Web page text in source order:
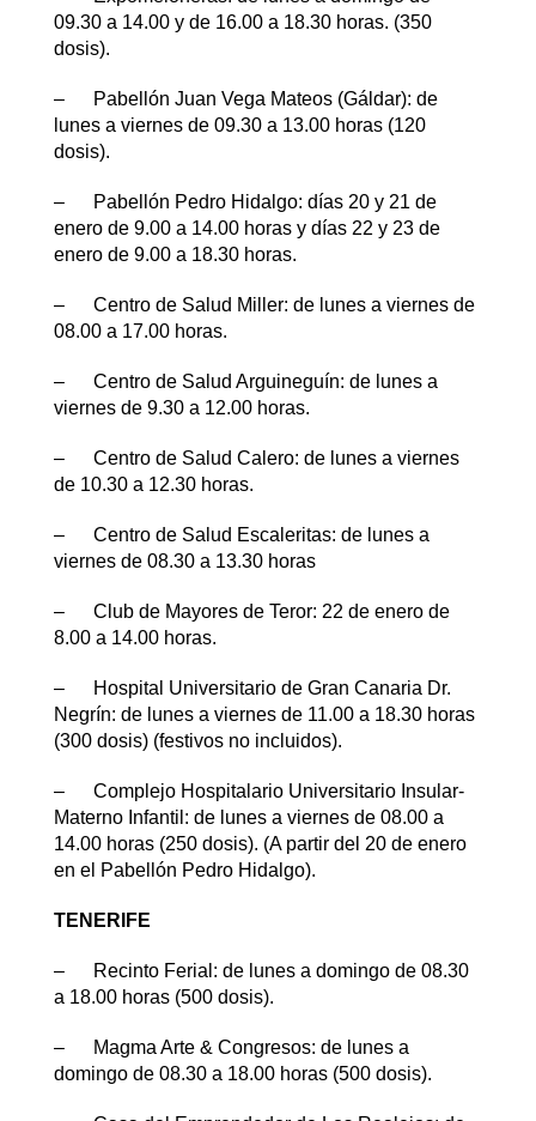
09.30 a 14.00 y de 16.00 a 18.30 horas. (350
dosis).
– Pabellón Juan Vega Mateos (Gáldar): de
lunes a viernes de 09.30 a 13.00 horas (120
dosis).
– Pabellón Pedro Hidalgo: días 20 y 21 de
enero de 9.00 a 14.00 horas y días 22 y 23 de
enero de 9.00 a 18.30 horas.
– Centro de Salud Miller: de lunes a viernes de
08.00 a 17.00 horas.
– Centro de Salud Arguineguín: de lunes a
viernes de 9.30 a 12.00 horas.
– Centro de Salud Calero: de lunes a viernes
de 10.30 a 12.30 horas.
– Centro de Salud Escaleritas: de lunes a
viernes de 08.30 a 13.30 horas
– Club de Mayores de Teror: 22 de enero de
8.00 a 14.00 horas.
– Hospital Universitario de Gran Canaria Dr.
Negrín: de lunes a viernes de 11.00 a 18.30 horas
(300 dosis) (festivos no incluidos).
– Complejo Hospitalario Universitario Insular-
Materno Infantil: de lunes a viernes de 08.00 a
14.00 horas (250 dosis). (A partir del 20 de enero
en el Pabellón Pedro Hidalgo).
TENERIFE
– Recinto Ferial: de lunes a domingo de 08.30
a 18.00 horas (500 dosis).
– Magma Arte & Congresos: de lunes a
domingo de 08.30 a 18.00 horas (500 dosis).